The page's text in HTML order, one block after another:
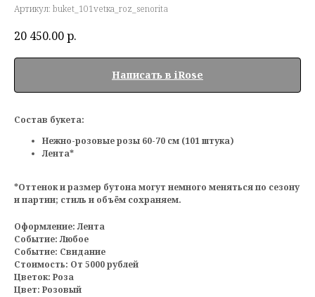
Артикул: buket_101vetка_roz_senorita
20 450.00р.
Написать в iRose
Состав букета:
Нежно-розовые розы 60-70 см (101 штука)
Лента*
*Оттенок и размер бутона могут немного меняться по сезону
и партии; стиль и объём сохраняем.
Оформление: Лента
Событие: Любое
Событие: Свидание
Стоимость: От 5000 рублей
Цветок: Роза
Цвет: Розовый